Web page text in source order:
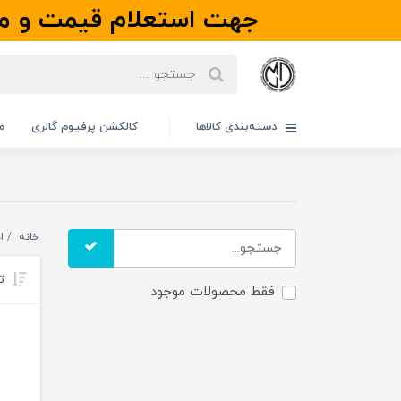
جهت استعلام قیمت و
دسته‌بندی کالاها کالکشن پرفیوم گالری
فقط محصولات موجود
خانه